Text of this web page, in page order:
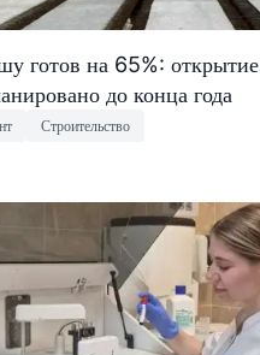
готов на 65%: открытие
до конца года
Строительство